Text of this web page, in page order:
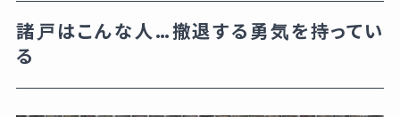
諸戸はこんな人…撤退する勇気を持ってい
る